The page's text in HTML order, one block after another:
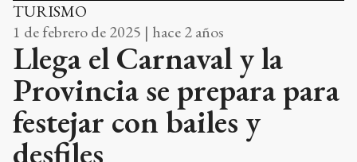
TURISMO
1 de febrero de 2025 | hace 2 años
Llega el Carnaval y la
Provincia se prepara para
festejar con bailes y
desfiles